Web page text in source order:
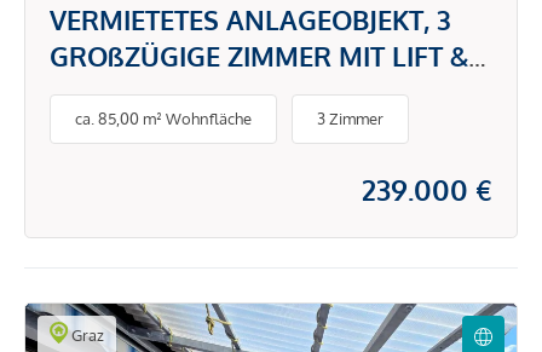
VERMIETETES ANLAGEOBJEKT, 3
GROßZÜGIGE ZIMMER MIT LIFT &
PARKPLATZ
ca. 85,00 m² Wohnfläche 3 Zimmer
239.000 €
Graz